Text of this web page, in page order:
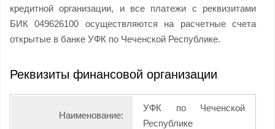
кредитной организации, и все платежи с реквизитами
БИК 049626100 осуществляются на расчетные счета
открытые в банке УФК по Чеченской Республике.
Реквизиты финансовой организации
Наименование:
УФК по Чеченской
Республике